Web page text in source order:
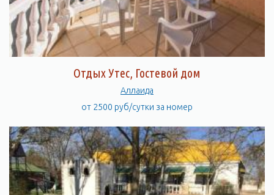
Отдых Утес, Гостевой дом
Аллаида
от 2500 руб/сутки за номер